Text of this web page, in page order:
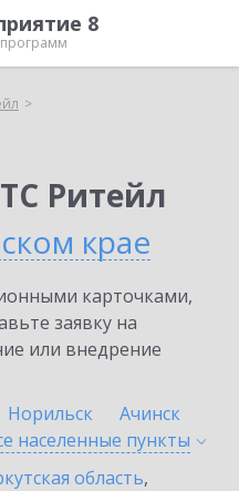
8
Ритейл
крае
карточками,
заявку на
или внедрение
Норильск
Ачинск
населенные пункты
область,